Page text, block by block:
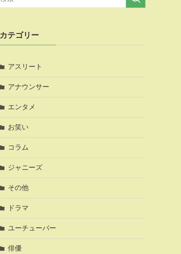
カテゴリー
アスリート
アナウンサー
エンタメ
お笑い
コラム
ジャニーズ
その他
ドラマ
ユーチューバー
俳優